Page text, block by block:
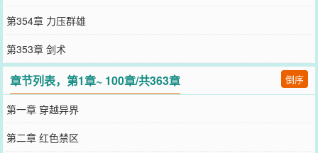
第354章 力压群雄
第353章 剑术
章节列表，第1章~ 100章/共363章 倒序
第一章 穿越异界
第二章 红色禁区